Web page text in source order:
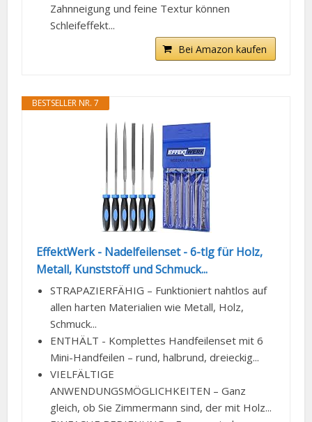
Zahnneigung und feine Textur können
Schleifeffekt...
Bei Amazon kaufen
BESTSELLER NR. 7
EffektWerk - Nadelfeilenset - 6-tlg für Holz,
Metall, Kunststoff und Schmuck...
STRAPAZIERFÄHIG – Funktioniert nahtlos auf
allen harten Materialien wie Metall, Holz,
Schmuck...
ENTHÄLT - Komplettes Handfeilenset mit 6
Mini-Handfeilen – rund, halbrund, dreieckig...
VIELFÄLTIGE
ANWENDUNGSMÖGLICHKEITEN – Ganz
gleich, ob Sie Zimmermann sind, der mit Holz...